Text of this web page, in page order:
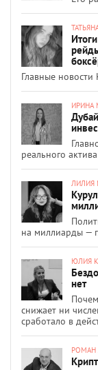
Главные новости
ИРИНА
реального актива
ЛИЛИЯ
на миллиарды —
ЮЛИЯ
нет
снижает ни
сработало в
РОМАН